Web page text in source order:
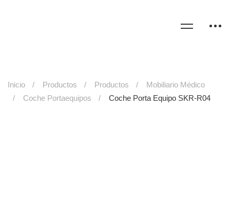
Inicio Productos Productos
Mobiliario Médico
Coche Portaequipos
Coche Porta Equipo SKR-R04